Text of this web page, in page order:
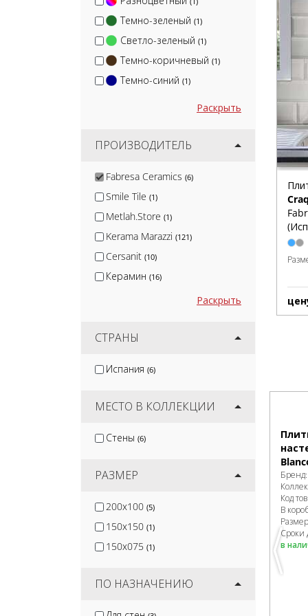
Темно-зеленый (1)
Светло-зеленый (1)
Темно-коричневый (1)
Темно-синий (1)
Раскрыть
ПРОИЗВОДИТЕЛЬ
Fabresa Ceramics (6)
Smile Tile (1)
Metlah.Store (1)
Kerama Marazzi (121)
Cersanit (10)
Керамин (16)
Gracia Ceramica
Керлайф (1)
Раскрыть
СТРАНЫ
Испания (6)
МЕСТО В КОЛЛЕКЦИИ
Стены (6)
РАЗМЕР
200x100 (5)
150x150 (1)
150x075 (1)
ПО НАЗНАЧЕНИЮ
Код
В
Сроки
в